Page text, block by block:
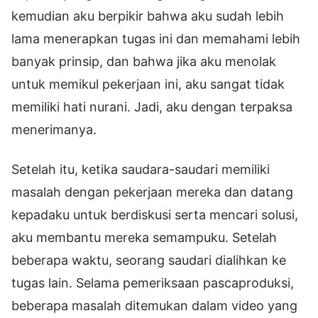
kemudian aku berpikir bahwa aku sudah lebih
lama menerapkan tugas ini dan memahami lebih
banyak prinsip, dan bahwa jika aku menolak
untuk memikul pekerjaan ini, aku sangat tidak
memiliki hati nurani. Jadi, aku dengan terpaksa
menerimanya.
Setelah itu, ketika saudara-saudari memiliki
masalah dengan pekerjaan mereka dan datang
kepadaku untuk berdiskusi serta mencari solusi,
aku membantu mereka semampuku. Setelah
beberapa waktu, seorang saudari dialihkan ke
tugas lain. Selama pemeriksaan pascaproduksi,
beberapa masalah ditemukan dalam video yang